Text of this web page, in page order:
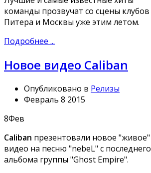
команды прозвучат со сцены клубов
Питера и Москвы уже этим летом.
Подробнее ...
Новое видео Caliban
Опубликовано в Релизы
Февраль 8 2015
8Фев
Caliban презентовали новое "живое"
видео на песню "nebeL" с последнего
альбома группы "Ghost Empire".